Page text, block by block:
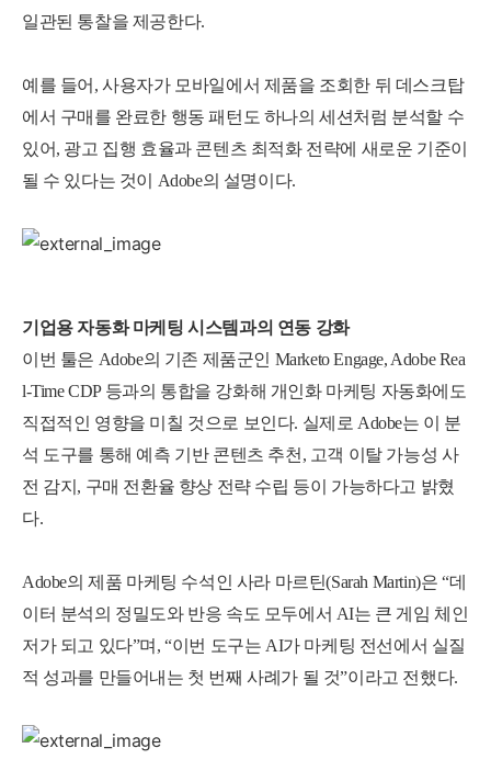
일관된 통찰을 제공한다.
예를 들어, 사용자가 모바일에서 제품을 조회한 뒤 데스크탑
에서 구매를 완료한 행동 패턴도 하나의 세션처럼 분석할 수
있어, 광고 집행 효율과 콘텐츠 최적화 전략에 새로운 기준이
될 수 있다는 것이 Adobe의 설명이다.
기업용 자동화 마케팅 시스템과의 연동 강화
이번 툴은 Adobe의 기존 제품군인 Marketo Engage, Adobe Rea
l-Time CDP 등과의 통합을 강화해 개인화 마케팅 자동화에도
직접적인 영향을 미칠 것으로 보인다. 실제로 Adobe는 이 분
석 도구를 통해 예측 기반 콘텐츠 추천, 고객 이탈 가능성 사
전 감지, 구매 전환율 향상 전략 수립 등이 가능하다고 밝혔
다.
Adobe의 제품 마케팅 수석인 사라 마르틴(Sarah Martin)은 “데
이터 분석의 정밀도와 반응 속도 모두에서 AI는 큰 게임 체인
저가 되고 있다”며, “이번 도구는 AI가 마케팅 전선에서 실질
적 성과를 만들어내는 첫 번째 사례가 될 것”이라고 전했다.